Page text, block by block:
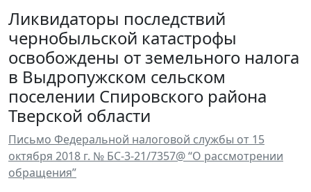
Ликвидаторы последствий
чернобыльской катастрофы
освобождены от земельного налога
в Выдропужском сельском
поселении Спировского района
Тверской области
Письмо Федеральной налоговой службы от 15
октября 2018 г. № БС-3-21/7357@ “О рассмотрении
обращения”